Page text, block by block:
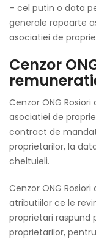
– cel putin o data
generale rapoarte
asociatiei de
Cenzor
Cenzor ONG
asociatiei de
contract de
proprietarilor, la
cheltuieli.
Cenzor ONG
atributiilor ce le
proprietari raspund
proprietarilor,